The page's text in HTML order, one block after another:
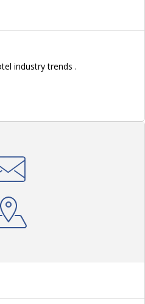
industry trends .